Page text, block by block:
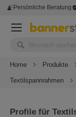
Persönliche Beratung
Home Produkte
Textilspannrahmen
Profile für